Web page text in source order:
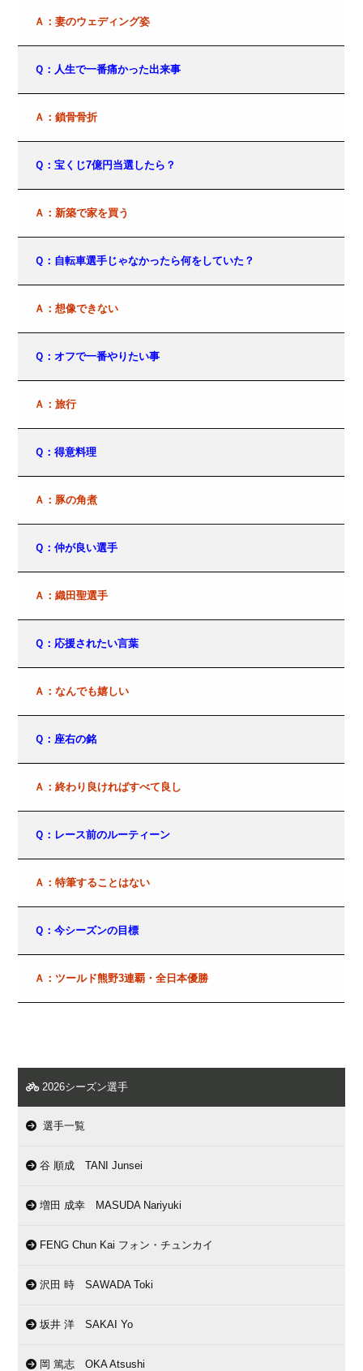
Ａ：妻のウェディング姿
Ｑ：人生で一番痛かった出来事
Ａ：鎖骨骨折
Ｑ：宝くじ7億円当選したら？
Ａ：新築で家を買う
Ｑ：自転車選手じゃなかったら何をしていた？
Ａ：想像できない
Ｑ：オフで一番やりたい事
Ａ：旅行
Ｑ：得意料理
Ａ：豚の角煮
Ｑ：仲が良い選手
Ａ：織田聖選手
Ｑ：応援されたい言葉
Ａ：なんでも嬉しい
Ｑ：座右の銘
Ａ：終わり良ければすべて良し
Ｑ：レース前のルーティーン
Ａ：特筆することはない
Ｑ：今シーズンの目標
Ａ：ツールド熊野3連覇・全日本優勝
2026シーズン選手
選手一覧
谷 順成 TANI Junsei
増田 成幸 MASUDA Nariyuki
FENG Chun Kai フォン・チュンカイ
沢田 時 SAWADA Toki
坂井 洋 SAKAI Yo
岡 篤志 OKA Atsushi